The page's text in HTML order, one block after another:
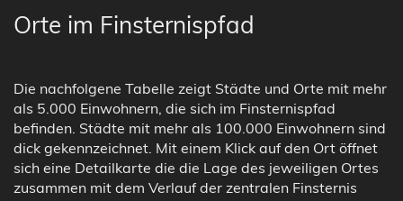
Orte im Finsternispfad
Die nachfolgene Tabelle zeigt Städte und Orte mit mehr
als 5.000 Einwohnern, die sich im Finsternispfad
befinden. Städte mit mehr als 100.000 Einwohnern sind
dick gekennzeichnet. Mit einem Klick auf den Ort öffnet
sich eine Detailkarte die die Lage des jeweiligen Ortes
zusammen mit dem Verlauf der zentralen Finsternis